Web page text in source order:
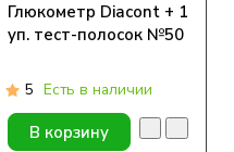
Глюкометр Diacont + 1
уп. тест-полосок №50
5 Есть в наличии
В корзину